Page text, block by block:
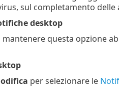
sul completamento
desktop
mantenere questa opzione
per selezionare le